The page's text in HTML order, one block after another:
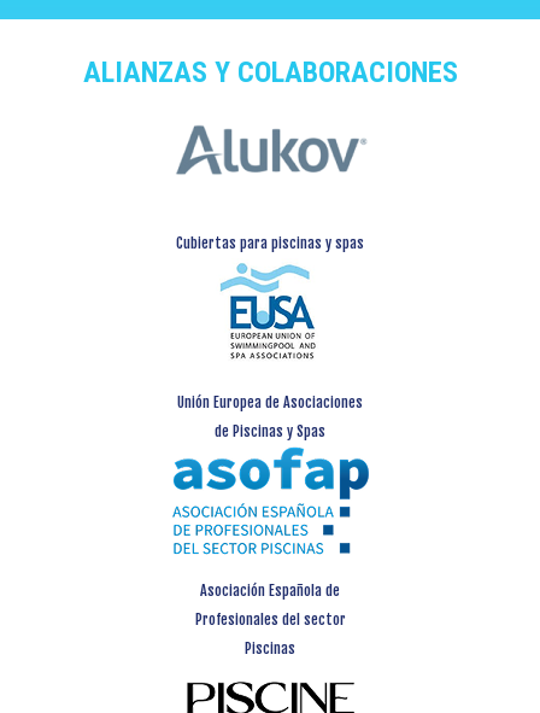
ALIANZAS Y COLABORACIONES
Cubiertas para piscinas y spas
Unión Europea de Asociaciones
de Piscinas y Spas
Asociación Española de
Profesionales del sector
Piscinas